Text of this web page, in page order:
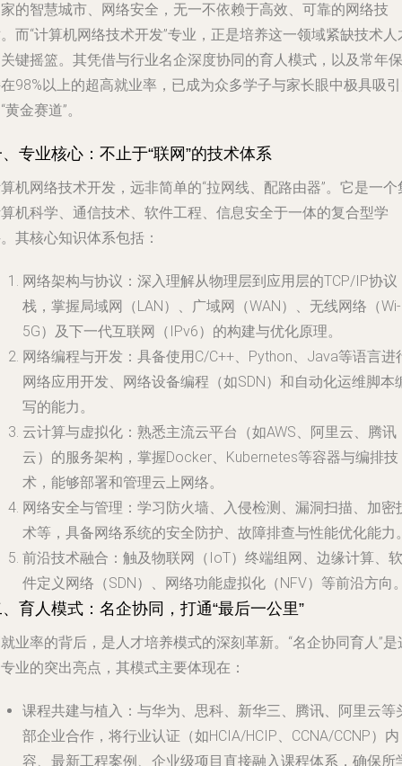
的智慧城市、网络安全，无一不依赖于高效、可靠的网络技
而“计算机网络技术开发”专业，正是培养这一领域紧缺技术人
键摇篮。其凭借与行业名企深度协同的育人模式，以及常年保
98%以上的超高就业率，已成为众多学子与家长眼中极具吸
黄金赛道”。
专业核心：不止于“联网”的技术体系
机网络技术开发，远非简单的“拉网线、配路由器”。它是一个
机科学、通信技术、软件工程、信息安全于一体的复合型学
其核心知识体系包括：
网络架构与协议 ：深入理解从物理层到应用层的TCP/IP协议
栈，掌握局域网（LAN）、广域网（WAN）、无线网络（Wi-
5G）及下一代互联网（IPv6）的构建与优化原理。
网络编程与开发 ：具备使用C/C++、Python、Java等语言进
网络应用开发、网络设备编程（如SDN）和自动化运维脚本
写的能力。
云计算与虚拟化 ：熟悉主流云平台（如AWS、阿里云、腾讯
云）的服务架构，掌握Docker、Kubernetes等容器与编排技
术，能够部署和管理云上网络。
网络安全与管理 ：学习防火墙、入侵检测、漏洞扫描、加密
术等，具备网络系统的安全防护、故障排查与性能优化能力
前沿技术融合 ：触及物联网（IoT）终端组网、边缘计算、软
件定义网络（SDN）、网络功能虚拟化（NFV）等前沿方向
育人模式：名企协同，打通“最后一公里”
业率的背后，是人才培养模式的深刻革新。“名企协同育人”是
业的突出亮点，其模式主要体现在：
课程共建与植入 ：与华为、思科、新华三、腾讯、阿里云等
部企业合作，将行业认证（如HCIA/HCIP、CCNA/CCNP）内
容、最新工程案例、企业级项目直接融入课程体系，确保所